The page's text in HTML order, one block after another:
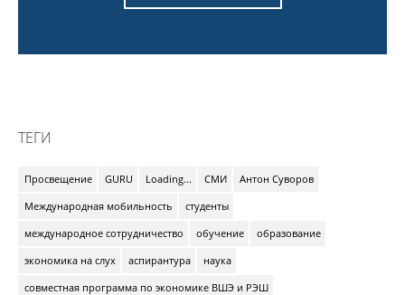
ТЕГИ
Просвещение GURU Loading... СМИ
Антон Суворов
Международная мобильность
студенты
международное сотрудничество
обучение
образование
экономика на слух
аспирантура
наука
совместная программа по экономике ВШЭ и РЭШ